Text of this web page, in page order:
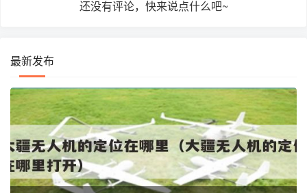
还没有评论，快来说点什么吧~
最新发布